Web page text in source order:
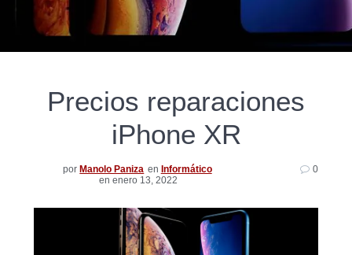
Precios reparaciones
iPhone XR
por Manolo Paniza en Informático
en enero 13, 2022
0